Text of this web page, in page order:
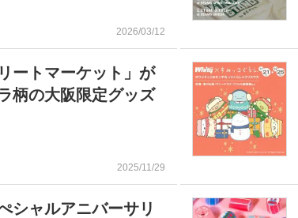
2026/03/12
ートマーケット」が
柄の大阪限定グッズ
2025/11/29
シャルアニバーサリ